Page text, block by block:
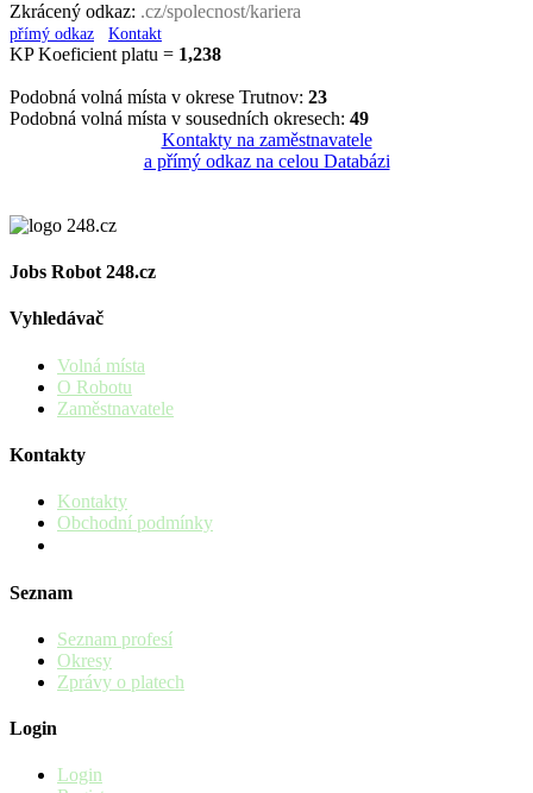
Zkrácený odkaz: .cz/spolecnost/kariera
přímý odkaz Kontakt
KP Koeficient platu = 1,238
Podobná volná místa v okrese Trutnov: 23
Podobná volná místa v sousedních okresech: 49
Kontakty na zaměstnavatele
a přímý odkaz na celou Databázi
Jobs Robot 248.cz
Vyhledávač
Volná místa
O Robotu
Zaměstnavatele
Kontakty
Kontakty
Obchodní podmínky
Seznam
Seznam profesí
Okresy
Zprávy o platech
Login
Login